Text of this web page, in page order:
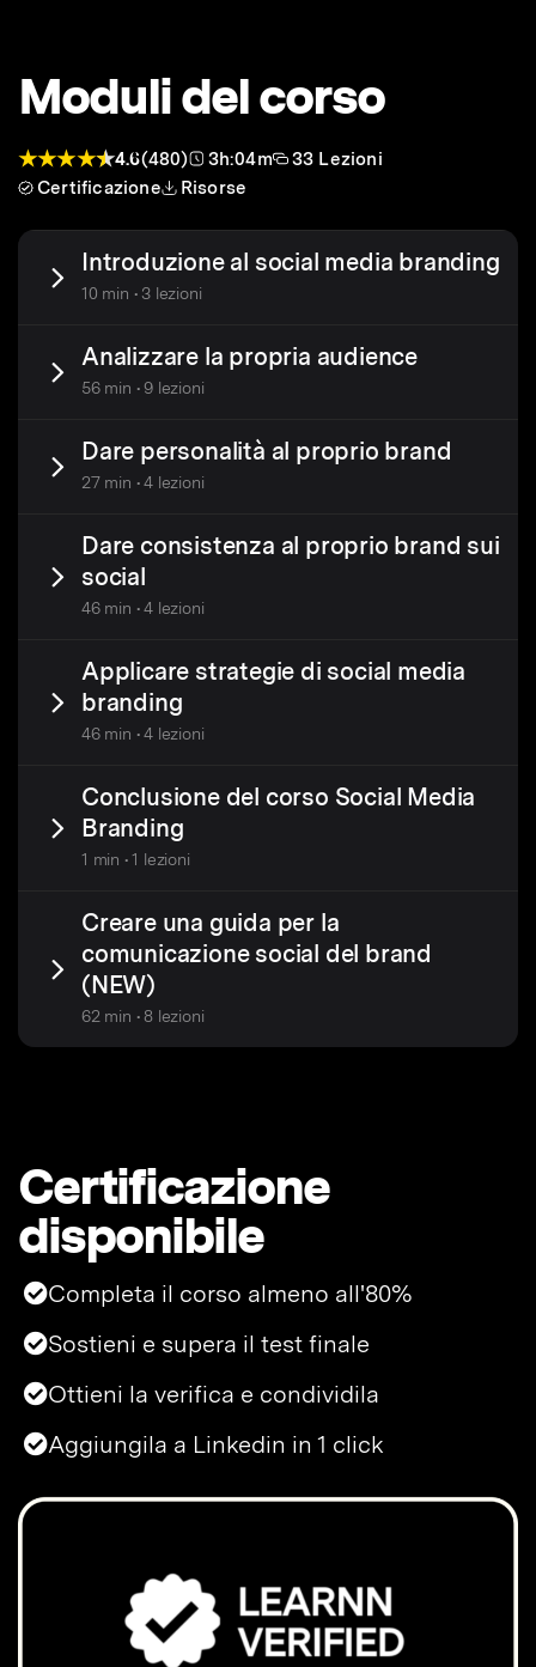
Moduli del corso
4.6(480) 3h:04m
33 Lezioni
Certificazione
Risorse
Introduzione al social media branding
10 min • 3 lezioni
Analizzare la propria audience
56 min • 9 lezioni
Dare personalità al proprio brand
27 min • 4 lezioni
Dare consistenza al proprio brand sui
social
46 min • 4 lezioni
Applicare strategie di social media
branding
46 min • 4 lezioni
Conclusione del corso Social Media
Branding
1 min • 1 lezioni
Creare una guida per la
comunicazione social del brand
(NEW)
62 min • 8 lezioni
Certificazione
disponibile
Completa il corso almeno all'80%
Sostieni e supera il test finale
Ottieni la verifica e condividila
Aggiungila a Linkedin in 1 click